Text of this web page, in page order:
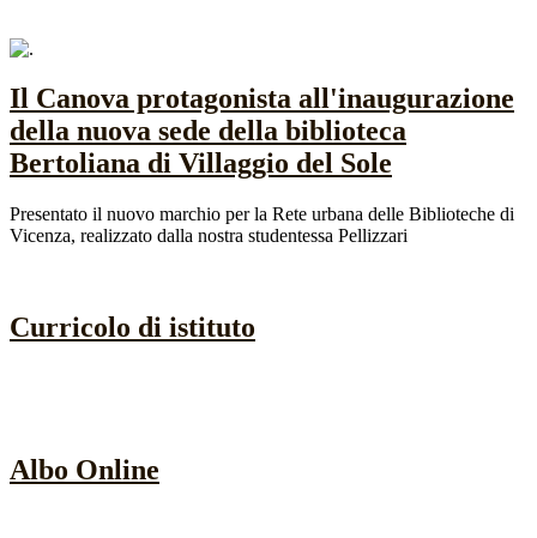
Il Canova protagonista all'inaugurazione
della nuova sede della biblioteca
Bertoliana di Villaggio del Sole
Presentato il nuovo marchio per la Rete urbana delle Biblioteche di
Vicenza, realizzato dalla nostra studentessa Pellizzari
Curricolo di istituto
Albo Online